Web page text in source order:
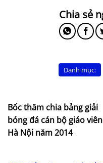
Danh mục:
Bốc thăm chia bảng giải
bóng đá cán bộ giáo viên
Hà Nội năm 2014